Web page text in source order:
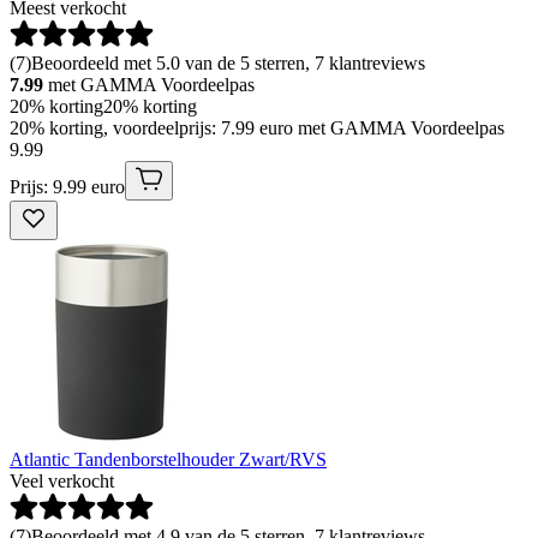
Meest verkocht
(7)Beoordeeld met 5.0 van de 5 sterren, 7 klantreviews
7.99 met GAMMA Voordeelpas
20% korting20% korting
20% korting, voordeelprijs: 7.99 euro met GAMMA Voordeelpas
9.99
Prijs: 9.99 euro
Atlantic Tandenborstelhouder Zwart/RVS
Veel verkocht